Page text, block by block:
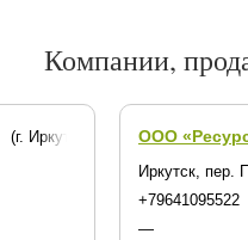
Компании,
(г. Иркутск)
ООО
Иркутск, пер.
+79641095522
—